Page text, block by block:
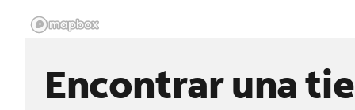
Encontrar una